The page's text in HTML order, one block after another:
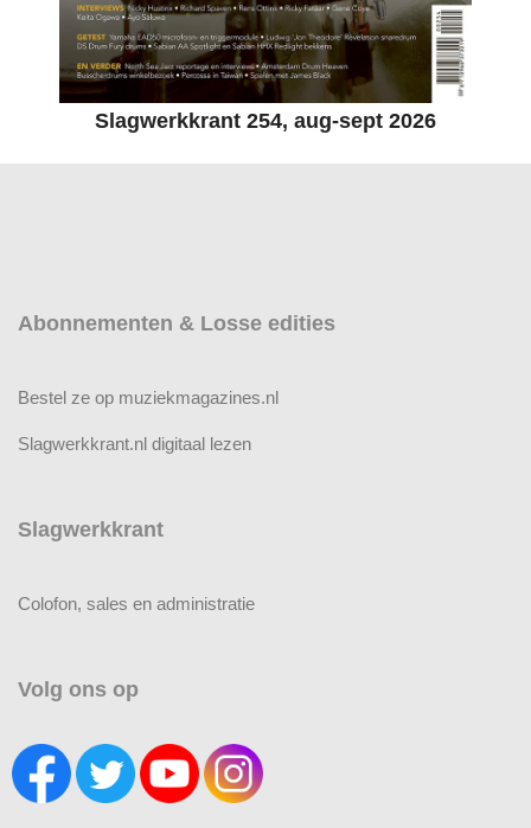
Slagwerkkrant 254, aug-sept 2026
Abonnementen & Losse edities
Bestel ze op muziekmagazines.nl
Slagwerkkrant.nl digitaal lezen
Slagwerkkrant
Colofon, sales en administratie
Volg ons op